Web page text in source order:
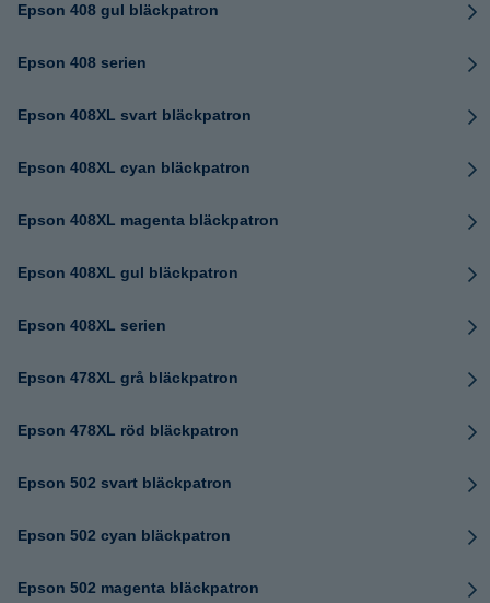
Epson 408 gul bläckpatron
Epson 408 serien
Epson 408XL svart bläckpatron
Epson 408XL cyan bläckpatron
Epson 408XL magenta bläckpatron
Epson 408XL gul bläckpatron
Epson 408XL serien
Epson 478XL grå bläckpatron
Epson 478XL röd bläckpatron
Epson 502 svart bläckpatron
Epson 502 cyan bläckpatron
Epson 502 magenta bläckpatron